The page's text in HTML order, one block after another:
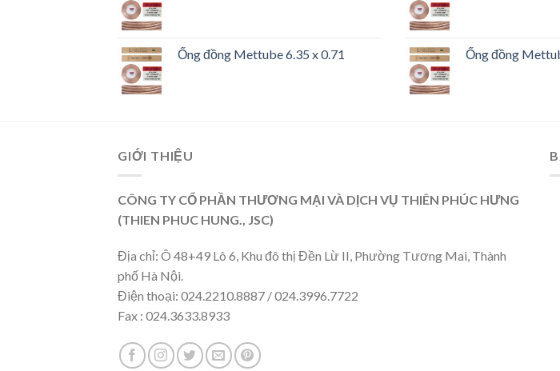
Ống đồng Mettube 6.35 x 0.71 Ống đồng
GIỚI THIỆU
CÔNG TY CỔ PHẦN THƯƠNG MẠI VÀ DỊCH VỤ THIÊN PHÚC HƯNG
(THIEN PHUC HUNG., JSC)
Địa chỉ: Ô 48+49 Lô 6, Khu đô thị Đền Lừ II, Phường Tương Mai, Thành
phố Hà Nội.
Điện thoại: 024.2210.8887 / 024.3996.7722
Fax : 024.3633.8933